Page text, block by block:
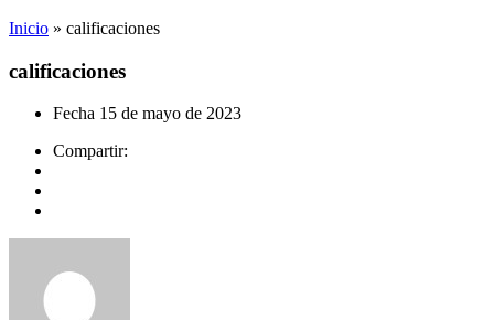
Inicio » calificaciones
calificaciones
Fecha 15 de mayo de 2023
Compartir: